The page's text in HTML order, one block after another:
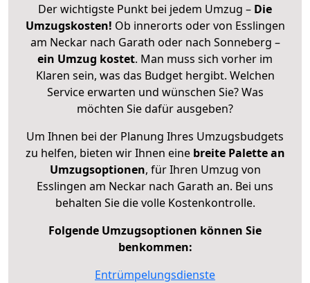
Der wichtigste Punkt bei jedem Umzug – Die
Umzugskosten! Ob innerorts oder von Esslingen
am Neckar nach Garath oder nach Sonneberg –
ein Umzug kostet. Man muss sich vorher im
Klaren sein, was das Budget hergibt. Welchen
Service erwarten und wünschen Sie? Was
möchten Sie dafür ausgeben?
Um Ihnen bei der Planung Ihres Umzugsbudgets
zu helfen, bieten wir Ihnen eine breite Palette an
Umzugsoptionen, für Ihren Umzug von
Esslingen am Neckar nach Garath an. Bei uns
behalten Sie die volle Kostenkontrolle.
Folgende Umzugsoptionen können Sie
benkommen:
Entrümpelungsdienste